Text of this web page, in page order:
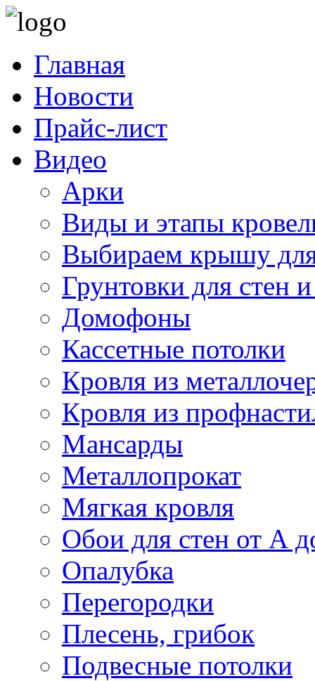
Главная
Новости
Прайс-лист
Видео
Арки
Виды и этапы
Выбираем крышу
Грунтовки для стен
Домофоны
Кассетные потолки
Кровля из
Кровля из
Мансарды
Металлопрокат
Мягкая кровля
Обои для стен от А
Опалубка
Перегородки
Плесень, грибок
Подвесные потолки